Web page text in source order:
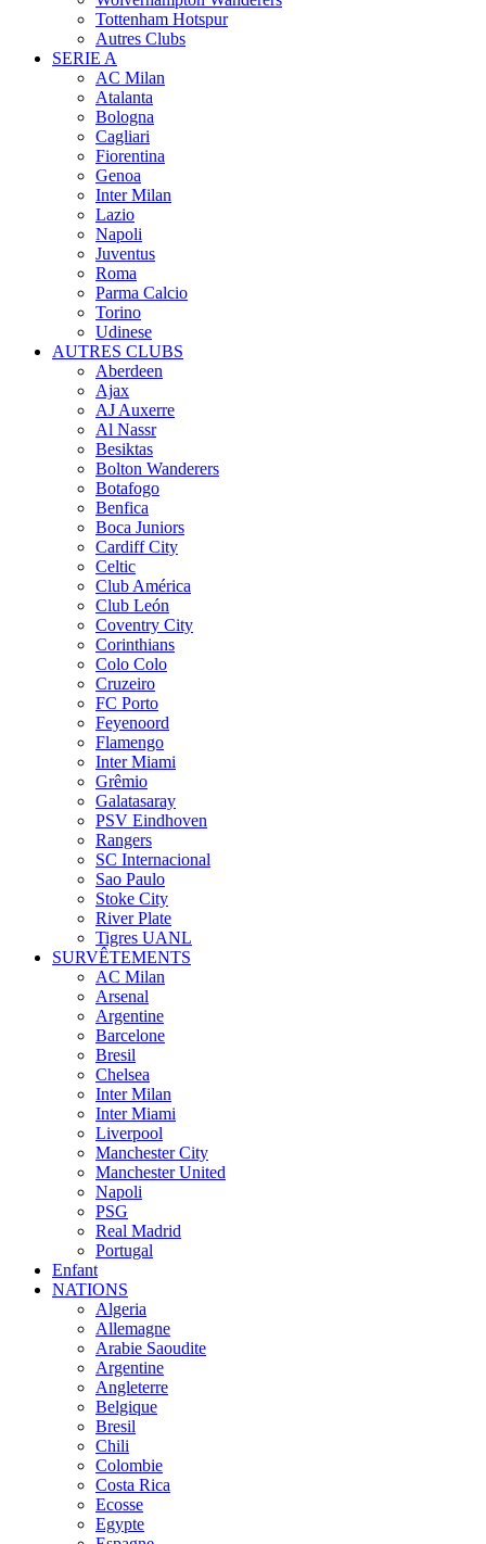
Tottenham Hotspur
Autres Clubs
SERIE A
AC Milan
Atalanta
Bologna
Cagliari
Fiorentina
Genoa
Inter Milan
Lazio
Napoli
Juventus
Roma
Parma Calcio
Torino
Udinese
AUTRES CLUBS
Aberdeen
Ajax
AJ Auxerre
Al Nassr
Besiktas
Bolton Wanderers
Botafogo
Benfica
Boca Juniors
Cardiff City
Celtic
Club América
Club León
Coventry City
Corinthians
Colo Colo
Cruzeiro
FC Porto
Feyenoord
Flamengo
Inter Miami
Grêmio
Galatasaray
PSV Eindhoven
Rangers
SC Internacional
Sao Paulo
Stoke City
River Plate
Tigres UANL
SURVÊTEMENTS
AC Milan
Arsenal
Argentine
Barcelone
Bresil
Chelsea
Inter Milan
Inter Miami
Liverpool
Manchester City
Manchester United
Napoli
PSG
Real Madrid
Portugal
Enfant
NATIONS
Algeria
Allemagne
Arabie Saoudite
Argentine
Angleterre
Belgique
Bresil
Chili
Colombie
Costa Rica
Ecosse
Egypte